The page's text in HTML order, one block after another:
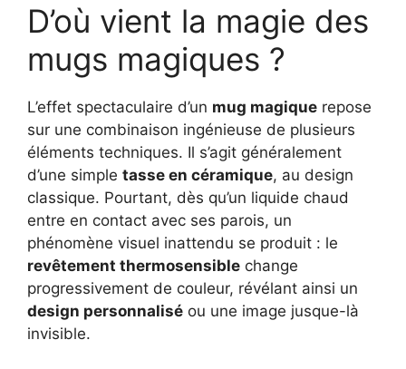
D’où vient la magie des
mugs magiques ?
L’effet spectaculaire d’un mug magique repose
sur une combinaison ingénieuse de plusieurs
éléments techniques. Il s’agit généralement
d’une simple tasse en céramique, au design
classique. Pourtant, dès qu’un liquide chaud
entre en contact avec ses parois, un
phénomène visuel inattendu se produit : le
revêtement thermosensible change
progressivement de couleur, révélant ainsi un
design personnalisé ou une image jusque-là
invisible.